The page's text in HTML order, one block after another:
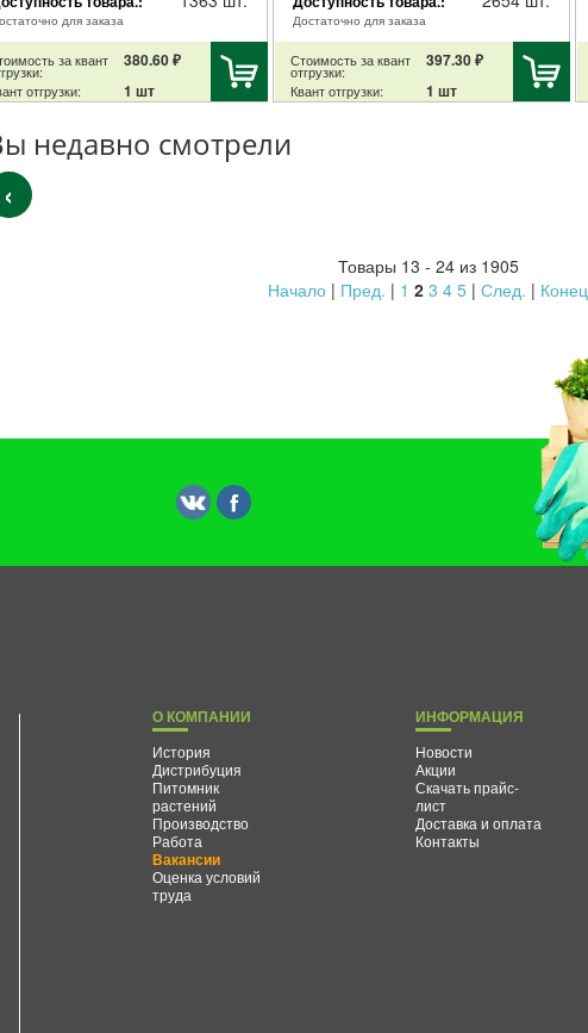
для заказа
за квант 380.60 ₽
отгрузки: 1 шт
Достаточно для заказа
Стоимость за квант
отгрузки:
397.30 ₽
Квант отгрузки: 1 шт
недавно смотрели
‹
Товары 13 - 24 из 1905
Начало | Пред. | 1 2 3 4 5 | След. | Конец
О КОМПАНИИ
История
Дистрибуция
Питомник
растений
Производство
Работа
Вакансии
Оценка условий
труда
ИНФОРМАЦИЯ
Новости
Акции
Скачать прайс-
лист
Доставка и оплата
Контакты